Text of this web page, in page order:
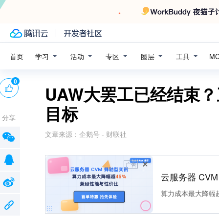
首页 学习 活动 专区 圈层 工具
UAW大罢工已经结束
目标
文章来源： 企鹅号 - 财联社
广告
云服务器
算力成本最大降幅
0
分享